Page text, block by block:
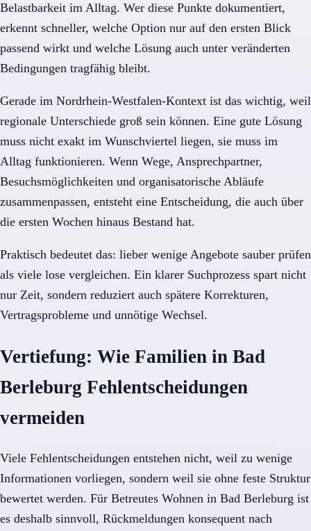
Belastbarkeit im Alltag. Wer diese Punkte dokumentiert,
erkennt schneller, welche Option nur auf den ersten Blick
passend wirkt und welche Lösung auch unter veränderten
Bedingungen tragfähig bleibt.
Gerade im Nordrhein-Westfalen-Kontext ist das wichtig, weil
regionale Unterschiede groß sein können. Eine gute Lösung
muss nicht exakt im Wunschviertel liegen, sie muss im
Alltag funktionieren. Wenn Wege, Ansprechpartner,
Besuchsmöglichkeiten und organisatorische Abläufe
zusammenpassen, entsteht eine Entscheidung, die auch über
die ersten Wochen hinaus Bestand hat.
Praktisch bedeutet das: lieber wenige Angebote sauber prüfen
als viele lose vergleichen. Ein klarer Suchprozess spart nicht
nur Zeit, sondern reduziert auch spätere Korrekturen,
Vertragsprobleme und unnötige Wechsel.
Vertiefung: Wie Familien in Bad
Berleburg Fehlentscheidungen
vermeiden
Viele Fehlentscheidungen entstehen nicht, weil zu wenige
Informationen vorliegen, sondern weil sie ohne feste Struktur
bewertet werden. Für Betreutes Wohnen in Bad Berleburg ist
es deshalb sinnvoll, Rückmeldungen konsequent nach